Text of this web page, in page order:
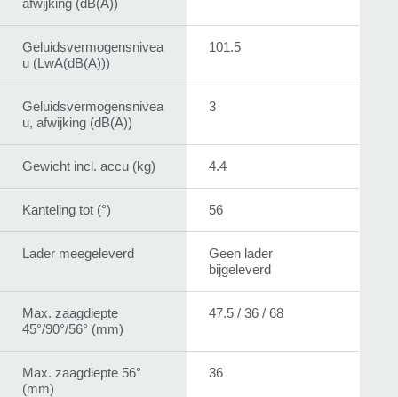
afwijking (dB(A))
Geluidsvermogensnivea
u (LwA(dB(A)))
Geluidsvermogensnivea
u, afwijking (dB(A))
Gewicht incl. accu (kg)
Kanteling tot (°)
Lader meegeleverd
Max. zaagdiepte
45°/90°/56° (mm)
Max. zaagdiepte 56°
(mm)
101.5
3
4.4
56
Geen lader
bijgeleverd
47.5 / 36 / 68
36